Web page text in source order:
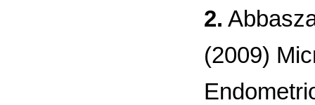
2.
(2009)